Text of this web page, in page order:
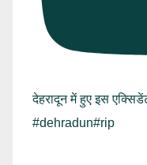
देहरादून में हुए इस
#dehradun#rip